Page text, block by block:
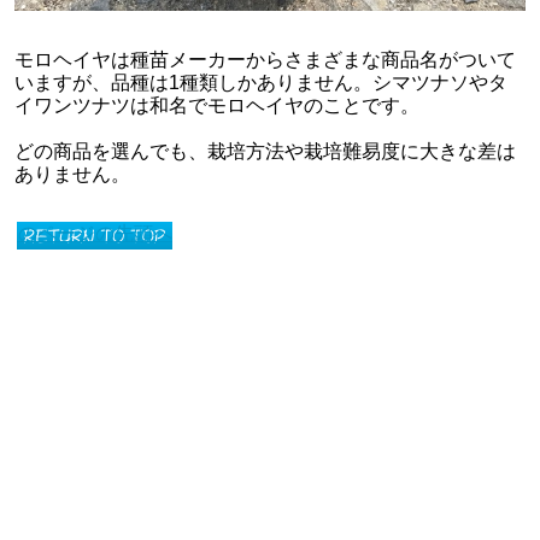
モロヘイヤは種苗メーカーからさまざまな商品名がついて
いますが、品種は1種類しかありません。シマツナソやタ
イワンツナツは和名でモロヘイヤのことです。
どの商品を選んでも、栽培方法や栽培難易度に大きな差は
ありません。
のページの先頭へ